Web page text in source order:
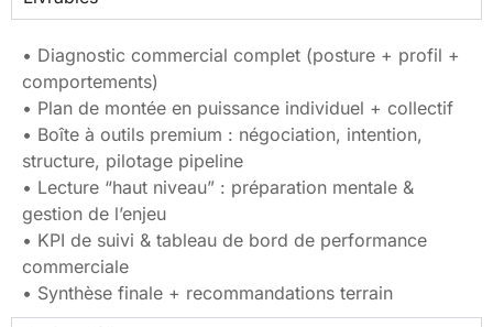
• Diagnostic commercial complet (posture + profil +
comportements)
• Plan de montée en puissance individuel + collectif
• Boîte à outils premium : négociation, intention,
structure, pilotage pipeline
• Lecture “haut niveau” : préparation mentale &
gestion de l’enjeu
• KPI de suivi & tableau de bord de performance
commerciale
• Synthèse finale + recommandations terrain